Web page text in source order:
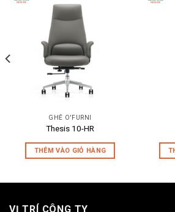
GHẾ O'FURNI
Thesis 10-HR
THÊM VÀO GIỎ HÀNG
VỊ TRÍ CÔNG TY